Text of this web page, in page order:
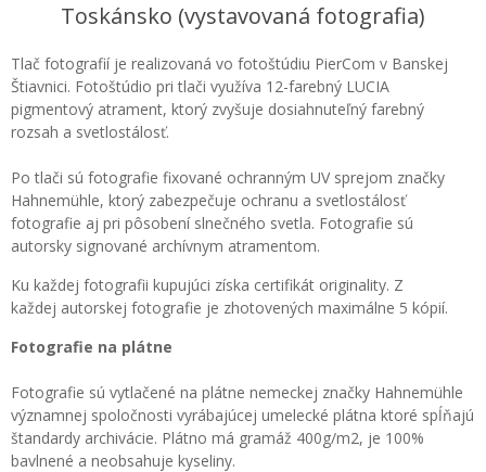
Toskánsko (vystavovaná fotografia)
Tlač fotografií je realizovaná vo fotoštúdiu PierCom v Banskej
Štiavnici. Fotoštúdio pri tlači využíva 12-farebný LUCIA
pigmentový atrament, ktorý zvyšuje dosiahnuteľný farebný
rozsah a svetlostálosť.
Po tlači sú fotografie fixované ochranným UV sprejom značky
Hahnemühle, ktorý zabezpečuje ochranu a svetlostálosť
fotografie aj pri pôsobení slnečného svetla. Fotografie sú
autorsky signované archívnym atramentom.
Ku každej fotografii kupujúci získa certifikát originality. Z
každej autorskej fotografie je zhotovených maximálne 5 kópií.
Fotografie na plátne
Fotografie sú vytlačené na plátne nemeckej značky Hahnemühle
významnej spoločnosti vyrábajúcej umelecké plátna ktoré spĺňajú
štandardy archivácie. Plátno má gramáž 400g/m2, je 100%
bavlnené a neobsahuje kyseliny.